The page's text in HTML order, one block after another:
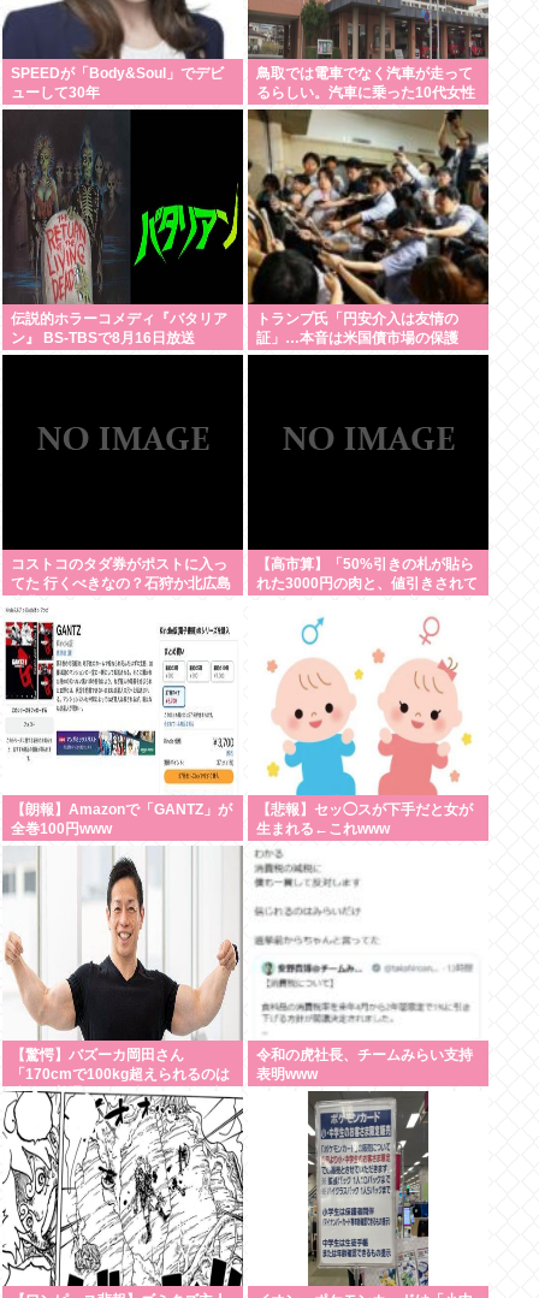
SPEEDが「Body&Soul」でデビ
ューして30年
鳥取では電車でなく汽車が走って
るらしい。汽車に乗った10代女性
が意識失う。汽車汽車ぽっぽぽっ
ぽ
伝説的ホラーコメディ『バタリア
ン』 BS-TBSで8月16日放送
トランプ氏「円安介入は友情の
証」…本音は米国債市場の保護
コストコのタダ券がポストに入っ
てた 行くべきなの？石狩か北広島
【高市算】「50%引きの札が貼ら
れた3000円の肉と、値引きされて
ちらか」父の答え「50%引きの
【朗報】Amazonで「GANTZ」が
全巻100円www
【悲報】セッ◯スが下手だと女が
生まれる←これwww
【驚愕】バズーカ岡田さん
「170cmで100kg超えられるのは
才能。普通の人は3桁行く前に壁
にぶつかる」・・・・・・・・・
令和の虎社長、チームみらい支持
表明www